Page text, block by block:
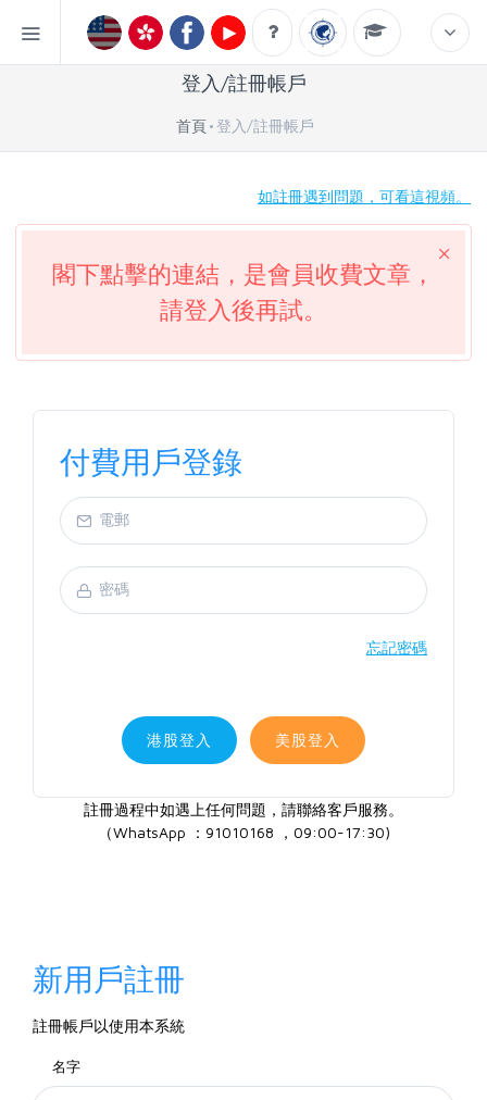
登入/註冊帳戶
首頁 登入/註冊帳戶
如註冊遇到問題，可看這視頻。
閣下點擊的連結，是會員收費文章，
請登入後再試。
付費用戶登錄
忘記密碼
港股登入 美股登入
註冊過程中如遇上任何問題，請聯絡客戶服務。
（WhatsApp ：91010168 ，09:00-17:30)
新用戶註冊
註冊帳戶以使用本系統
名字